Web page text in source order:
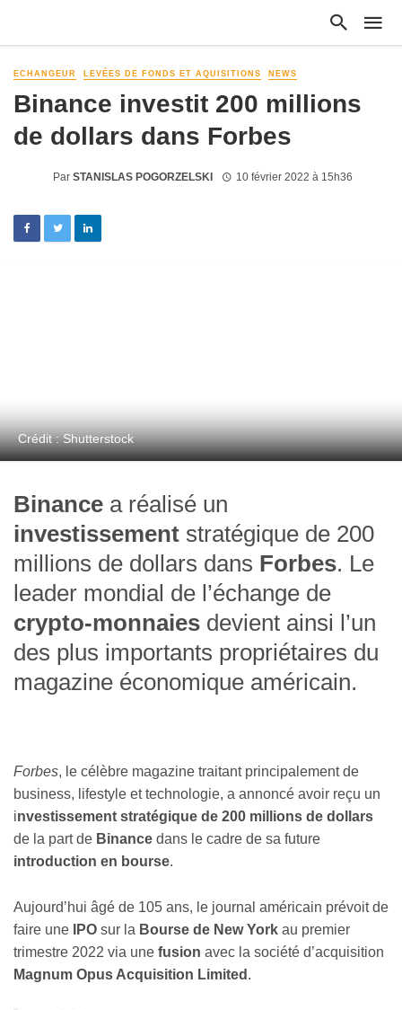
ECHANGEUR LEVÉES DE FONDS ET AQUISITIONS NEWS
Binance investit 200 millions
de dollars dans Forbes
Par STANISLAS POGORZELSKI 10 février 2022 à 15h36
Crédit : Shutterstock
Binance a réalisé un
investissement stratégique de 200
millions de dollars dans Forbes. Le
leader mondial de l’échange de
crypto-monnaies devient ainsi l’un
des plus importants propriétaires du
magazine économique américain.
Forbes, le célèbre magazine traitant principalement de
business, lifestyle et technologie, a annoncé avoir reçu un
investissement stratégique de 200 millions de dollars
de la part de Binance dans le cadre de sa future
introduction en bourse.
Aujourd’hui âgé de 105 ans, le journal américain prévoit de
faire une
IPO sur la Bourse de New York au premier
trimestre 2022 via une fusion avec la société d’acquisition
Magnum Opus Acquisition Limited .